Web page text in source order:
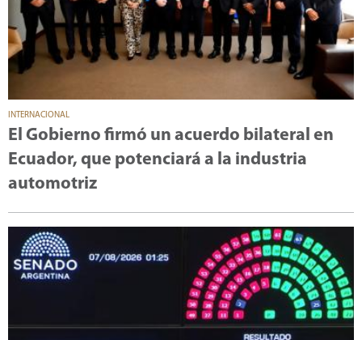
INTERNACIONAL
El Gobierno firmó un acuerdo bilateral en
Ecuador, que potenciará a la industria
automotriz